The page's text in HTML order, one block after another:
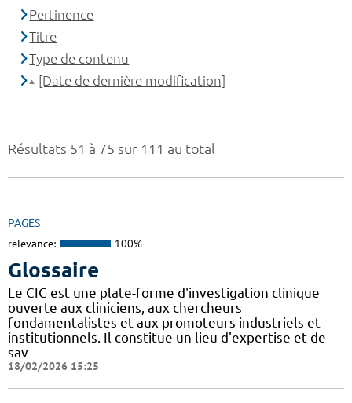
Résultats 51 à 75 sur 111 au total
PAGES
relevance: 100%
Glossaire
Le CIC est une plate-forme d'investigation clinique
ouverte aux cliniciens, aux chercheurs
fondamentalistes et aux promoteurs industriels et
institutionnels. Il constitue un lieu d'expertise et de
sav
18/02/2026 15:25
Pertinence
Titre
Type de contenu
[Date de dernière modification]